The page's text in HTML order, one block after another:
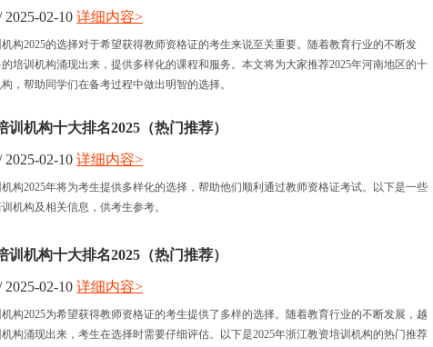
02-10
构2025的选择对于希望获得教师资格证的考生来说至关重要。随着教育行业的不断发
培训机构涌现出来，提供多样化的课程和服务。本文将为大家推荐2025年河南地区的十
，帮助同学们在备考过程中做出明智的选择。
详细内容>
训机构十大排名2025（热门推荐）
02-10
构2025年将为考生提供多样化的选择，帮助他们顺利通过教师资格证考试。以下是一些
机构及相关信息，供考生参考。
详细内容>
训机构十大排名2025（热门推荐）
02-10
构2025为希望获得教师资格证的考生提供了多样的选择。随着教育行业的不断发展，越
构涌现出来，考生在选择时需要仔细评估。以下是2025年浙江教资培训机构的热门推荐
详细内容>